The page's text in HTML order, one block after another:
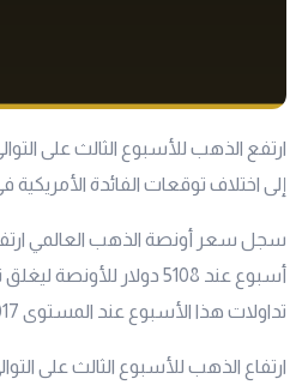
ارتفع الذهب للأسبوع الثالث على
إلى اختلاف توقعات الفائدة
تداولات هذا الأسبوع عند المستوى 5017 دولار للأونصة.
ارتفاع الذهب للأسبوع الثالث على